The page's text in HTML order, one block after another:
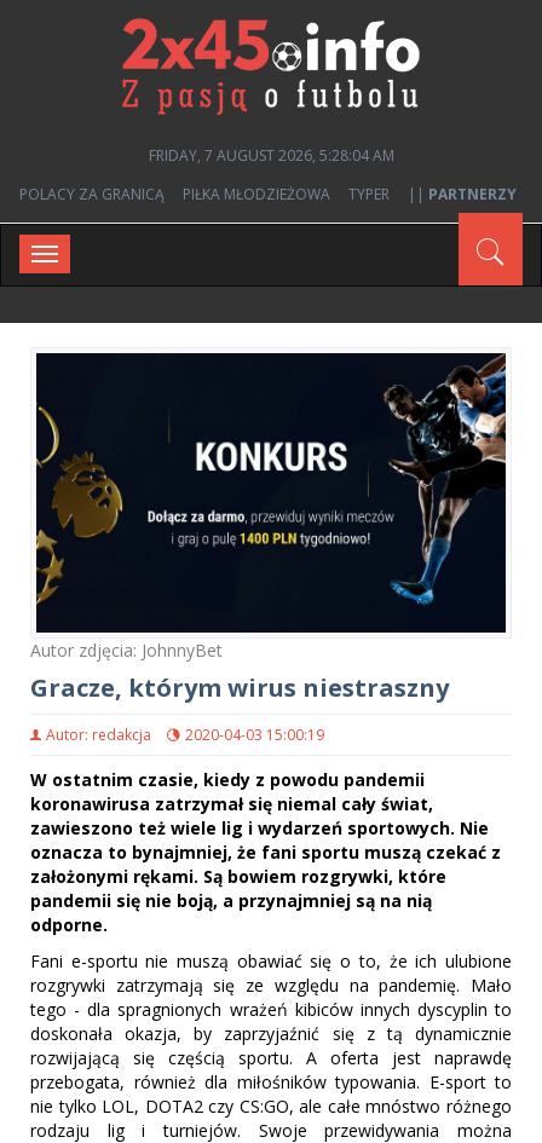
FRIDAY, 7 AUGUST 2026, 5:28:04 AM
POLACY ZA GRANICĄ
PIŁKA MŁODZIEŻOWA TYPER || PARTNERZY
Toggle
navigation
Autor zdjęcia: JohnnyBet
Gracze, którym wirus niestraszny
Autor: redakcja 2020-04-03 15:00:19
W ostatnim czasie, kiedy z powodu pandemii
koronawirusa zatrzymał się niemal cały świat,
zawieszono też wiele lig i wydarzeń sportowych. Nie
oznacza to bynajmniej, że fani sportu muszą czekać z
założonymi rękami. Są bowiem rozgrywki, które
pandemii się nie boją, a przynajmniej są na nią
odporne.
Fani e-sportu nie muszą obawiać się o to, że ich ulubione
rozgrywki zatrzymają się ze względu na pandemię. Mało
tego - dla spragnionych wrażeń kibiców innych dyscyplin to
doskonała okazja, by zaprzyjaźnić się z tą dynamicznie
rozwijającą się częścią sportu. A oferta jest naprawdę
przebogata, również dla miłośników typowania. E-sport to
nie tylko LOL, DOTA2 czy CS:GO, ale całe mnóstwo różnego
rodzaju lig i turniejów. Swoje przewidywania można